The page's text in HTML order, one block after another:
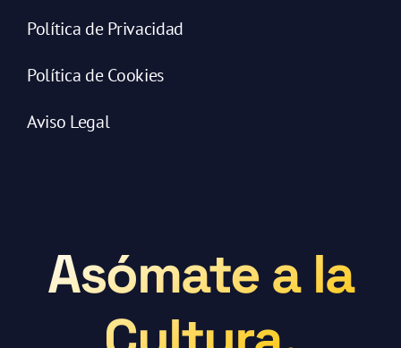
Política de Privacidad
Política de Cookies
Aviso Legal
Asómate a la